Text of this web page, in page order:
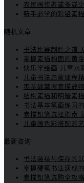
农民画作者或多或
新手必学的彩铅素
随机文章
书法比赛制胜之道
掌握素描构图的黄
快乐学绘画 儿童水
儿童书法启蒙课程
零基础掌握素描静
结构素描和明暗素
书法基本笔画练习
素描铅笔选择指南
儿童画色彩搭配的
最新咨询
书法装裱与保存的
掌握硬笔书法速成
素描铅笔选购全攻